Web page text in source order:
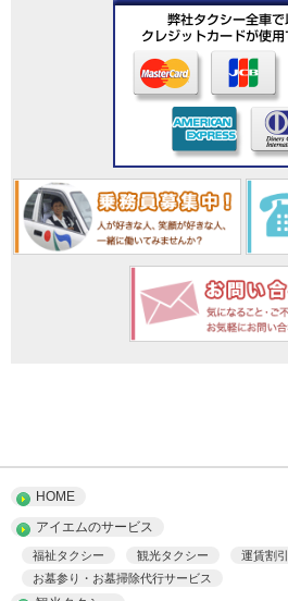
HOME
アイエムのサービス
福祉タクシー 観光タクシー
運賃割引
お墓参り・お墓掃除代行サービス